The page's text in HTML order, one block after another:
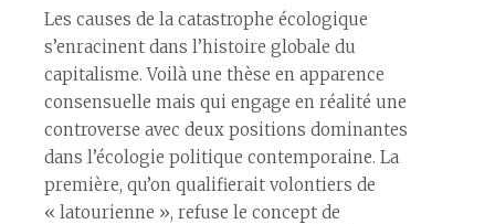
Les causes de la catastrophe écologique
s’enracinent dans l’histoire globale du
capitalisme. Voilà une thèse en apparence
consensuelle mais qui engage en réalité une
controverse avec deux positions dominantes
dans l’écologie politique contemporaine. La
première, qu’on qualifierait volontiers de
« latourienne », refuse le concept de